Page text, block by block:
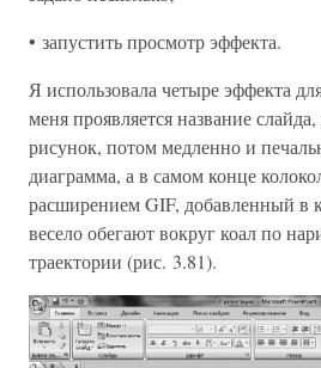
• запустить просмотр эффекта.
Я использовала четыре эффекта
меня проявляется название
рисунок, потом медленно и
диаграмма, а в самом конце
расширением GIF, добавленный в
весело обегают вокруг коал по
траектории (рис. 3.81).